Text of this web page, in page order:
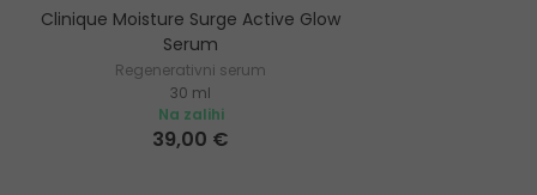
Clinique Moisture Surge Active Glow
Serum
Regenerativni serum
30 ml
Na zalihi
39,00 €